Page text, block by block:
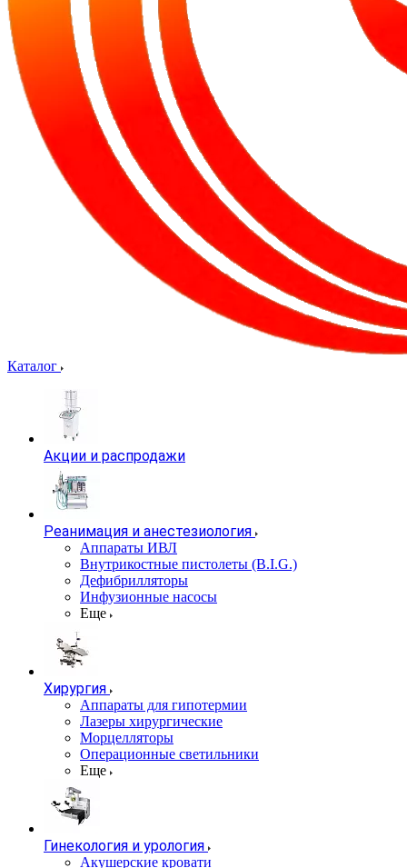
Каталог
Акции и распродажи
Реанимация и анестезиология
Аппараты ИВЛ
Внутрикостные пистолеты (B.I.G.)
Дефибрилляторы
Инфузионные насосы
Еще
Хирургия
Аппараты для гипотермии
Лазеры хирургические
Морцелляторы
Операционные светильники
Еще
Гинекология и урология
Акушерские кровати